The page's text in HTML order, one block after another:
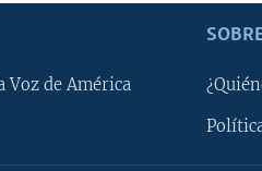
Voz de América